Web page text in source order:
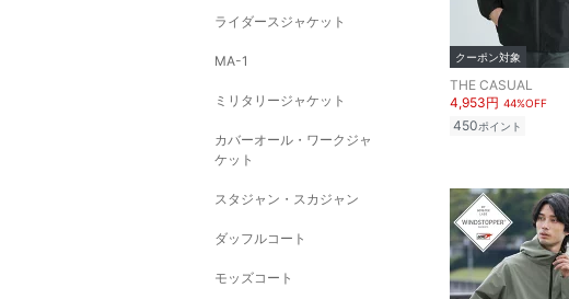
ライダースジャケット
MA-1
ミリタリージャケット
カバーオール・ワークジャ
ケット
スタジャン・スカジャン
ダッフルコート
モッズコート
クーポン対象
THE CASUAL
4,953円 44%OFF
450ポイント